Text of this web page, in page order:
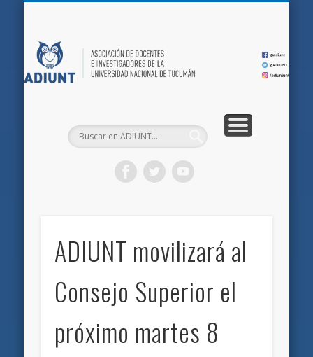
ADIUNT movilizará al
Consejo Superior el
próximo martes 8